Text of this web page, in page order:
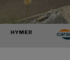
MARKENWELT
UNTERNEHMEN